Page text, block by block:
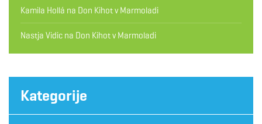
Kamila Hollá na Don Kihot v Marmoladi
Nastja Vidic na Don Kihot v Marmoladi
Kategorije